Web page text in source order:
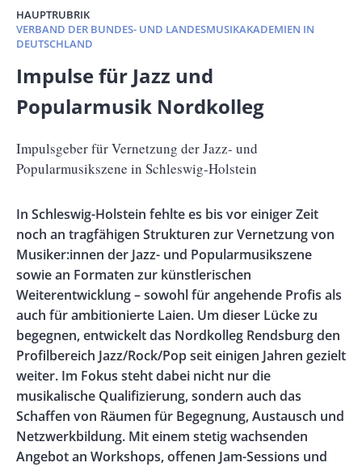
HAUPTRUBRIK
VERBAND DER BUNDES- UND LANDESMUSIKAKADEMIEN IN
DEUTSCHLAND
Banner
Size
Impulse für Jazz und
Popularmusik Nordkolleg
Untertitel
Impulsgeber für Vernetzung der Jazz- und
Popularmusikszene in Schleswig-Holstein
Vorspann
/
Teaser
In Schleswig-Holstein fehlte es bis vor einiger Zeit
noch an tragfähigen Strukturen zur Vernetzung von
Musiker:innen der Jazz- und Popularmusikszene
sowie an Formaten zur künstlerischen
Weiterentwicklung – sowohl für angehende Profis als
auch für ambitionierte Laien. Um dieser Lücke zu
begegnen, entwickelt das Nordkolleg Rendsburg den
Profilbereich Jazz/Rock/Pop seit einigen Jahren gezielt
weiter. Im Fokus steht dabei nicht nur die
musikalische Qualifizierung, sondern auch das
Schaffen von Räumen für Begegnung, Austausch und
Netzwerkbildung. Mit einem stetig wachsenden
Angebot an Workshops, offenen Jam-Sessions und